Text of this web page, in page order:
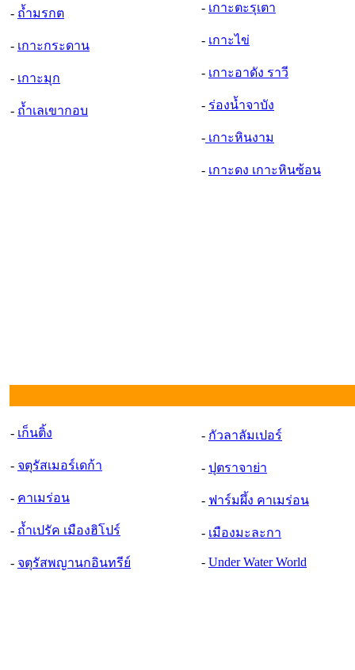
- ถ้ำมรกต
- เกาะกระดาน
- เกาะมุก
- ถ้ำเลเขากอบ
- เกาะตะรุเตา
- เกาะไข่
- เกาะอาดัง ราวี
- ร่องน้ำจาบัง
- เกาะหินงาม
- เกาะดง เกาะหินซ้อน
- เก็นติ้ง
- จตุรัสเมอร์เดก้า
- คาเมร่อน
- ถ้ำเปรัค เมืองฮิโปร์
- จตุรัสพญานกอินทรีย์
- กัวลาลัมเปอร์
- ปุตราจาย่า
- ฟาร์มผึ้ง คาเมร่อน
- เมืองมะละกา
- Under Water World